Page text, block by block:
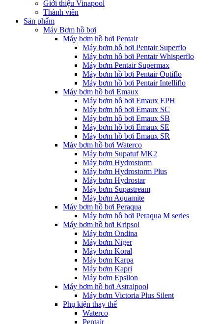
Giới thiệu Vinapool
Thành viên
Sản phẩm
Máy Bơm hồ bơi
Máy bơm hồ bơi Pentair
Máy bơm hồ bơi Pentair Superflo
Máy bơm hồ bơi Pentair Whisperflo
Máy bơm Pentair Supermax
Máy bơm hồ bơi Pentair Optiflo
Máy bơm hồ bơi Pentair Intelliflo
Máy bơm hồ bơi Emaux
Máy bơm hồ bơi Emaux EPH
Máy bơm hồ bơi Emaux SC
Máy bơm hồ bơi Emaux SB
Máy bơm hồ bơi Emaux SE
Máy bơm hồ bơi Emaux SR
Máy bơm hồ bơi Waterco
Máy bơm Supatuf MK2
Máy bơm Hydrostorm
Máy bơm Hydrostorm Plus
Máy bơm Hydrostar
Máy bơm Supastream
Máy bơm Aquamite
Máy bơm hồ bơi Peraqua
Máy bơm hồ bơi Peraqua M series
Máy bơm hồ bơi Kripsol
Máy bơm Ondina
Máy bơm Niger
Máy bơm Koral
Máy bơm Karpa
Máy bơm Kapri
Máy bơm Epsilon
Máy bơm hồ bơi Astralpool
Máy bơm Victoria Plus Silent
Phụ kiện thay thế
Waterco
Pentair